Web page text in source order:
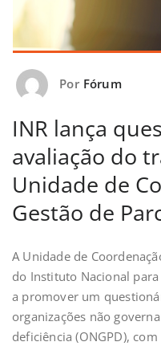
Por Fórum
INR lança
avaliação do
Unidade de
Gestão de
A Unidade de
do Instituto Nacional para
a promover um
organizações não
deficiência (ONGPD),